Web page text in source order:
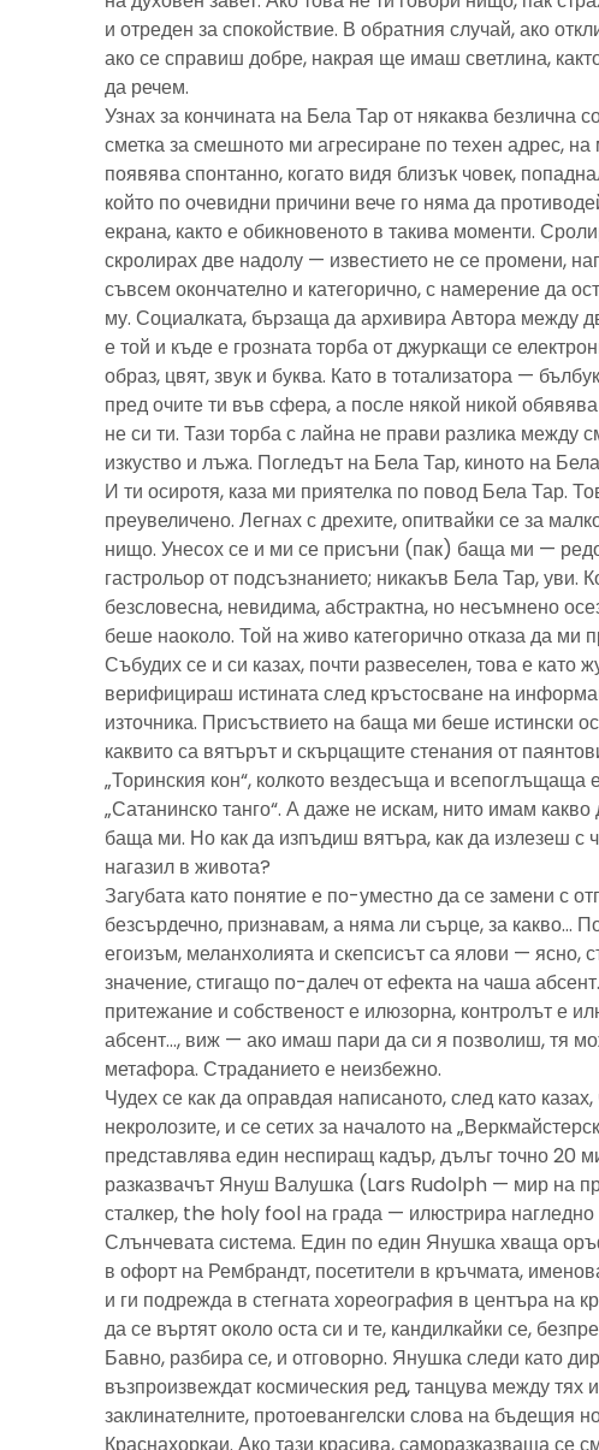
и отреден за спокойствие. В обратния случай, ако
ако се справиш добре, накрая ще имаш светлина,
да речем.
Узнах за кончината на Бела Тар от някаква безлична
сметка за смешното ми агресиране по техен адрес, на
появява спонтанно, когато видя близък човек,
който по очевидни причини вече го няма да
екрана, както е обикновеното в такива моменти.
скролирах две надолу — известието не се промени,
съвсем окончателно и категорично, с намерение да
му. Социалката, бързаща да архивира Автора между
е той и къде е грозната торба от джуркащи се
образ, цвят, звук и буква. Като в тотализатора —
пред очите ти във сфера, а после някой никой
не си ти. Тази торба с лайна не прави разлика между
изкуство и лъжа. Погледът на Бела Тар, киното на
И ти осиротя, каза ми приятелка по повод Бела Тар.
преувеличено. Легнах с дрехите, опитвайки се за
нищо. Унесох се и ми се присъни (пак) баща ми —
гастрольор от подсъзнанието; никакъв Бела Тар, уви.
безсловесна, невидима, абстрактна, но несъмнено
беше наоколо. Той на живо категорично отказа да ми
Събудих се и си казах, почти развеселен, това е като
верифицираш истината след кръстосване на
източника. Присъствието на баща ми беше истински
каквито са вятърът и скърцащите стенания от
„Торинския кон“, колкото вездесъща и всепоглъщаща
„Сатанинско танго“. А даже не искам, нито имам какво
баща ми. Но как да изпъдиш вятъра, как да излезеш с
нагазил в живота?
Загубата като понятие е по-уместно да се замени с
безсърдечно, признавам, а няма ли сърце, за какво…
егоизъм, меланхолията и скепсисът са ялови — ясно,
значение, стигащо по-далеч от ефекта на чаша
притежание и собственост е илюзорна, контролът е
абсент…, виж — ако имаш пари да си я позволиш, тя
метафора. Страданието е неизбежно.
Чудех се как да оправдая написаното, след като
некролозите, и се сетих за началото на
представлява един неспиращ кадър, дълъг точно 20
разказвачът Януш Валушка (Lars Rudolph — мир на
сталкер, the holy fool на града — илюстрира нагледно
Слънчевата система. Един по един Янушка хваща
в офорт на Рембрандт, посетители в кръчмата,
и ги подрежда в стегната хореография в центъра на
да се въртят около оста си и те, кандилкайки се,
Бавно, разбира се, и отговорно. Янушка следи като
възпроизвеждат космическия ред, танцува между тях
заклинателните, протоевангелски слова на бъдещия